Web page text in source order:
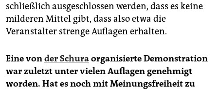
schließlich ausgeschlossen werden, dass es keine
milderen Mittel gibt, dass also etwa die
Veranstalter strenge Auflagen erhalten.
Eine vonder Schuraorganisierte Demonstration
war zuletzt unter vielen Auflagen genehmigt
worden. Hat es noch mit Meinungsfreiheit zu